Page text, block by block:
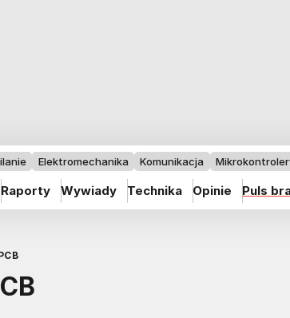
Elektromechanika Komunikacja
Raporty Wywiady Technika Opinie Puls